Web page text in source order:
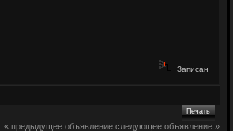
Записан
Печать
« предыдущее объявление следующее объявление »